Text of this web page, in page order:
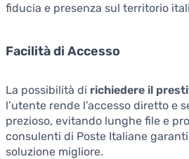
fiducia e presenza sul territorio
Facilità di Accesso
La possibilità di richiedere il
l’utente rende l’accesso diretto e
prezioso, evitando lunghe file e
consulenti di Poste Italiane
soluzione migliore.